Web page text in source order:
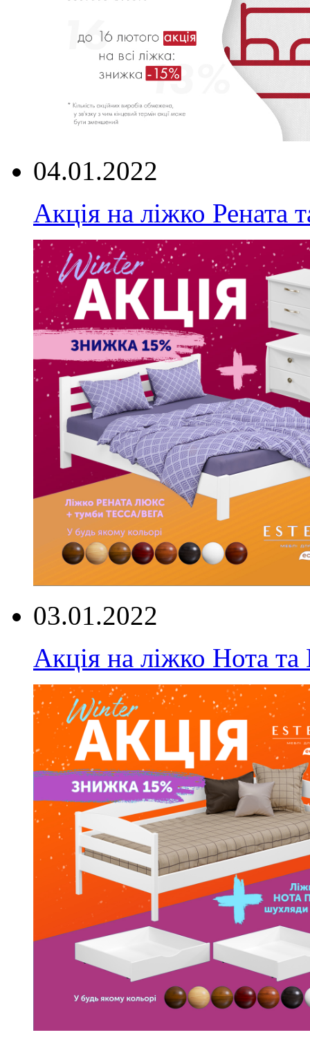
04.01.2022
Акція на ліжко
03.01.2022
Акція на ліжко Нота